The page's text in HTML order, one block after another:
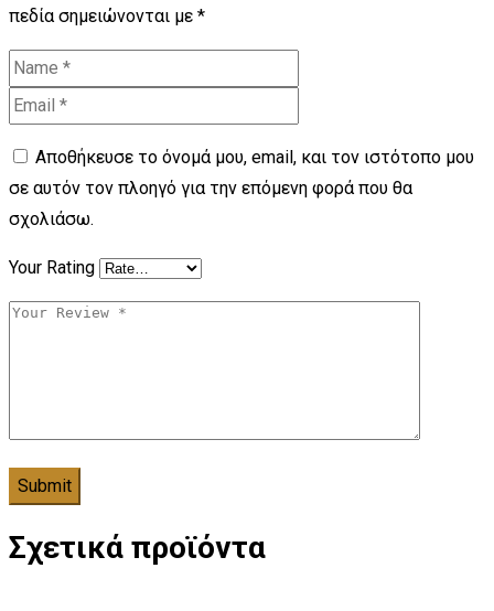
πεδία σημειώνονται με *
Αποθήκευσε το όνομά μου, email, και τον ιστότοπο μου
σε αυτόν τον πλοηγό για την επόμενη φορά που θα
σχολιάσω.
Your Rating
Σχετικά προϊόντα